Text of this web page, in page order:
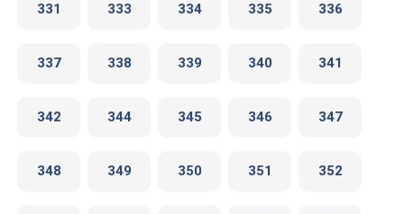
331 333 334 335 336
337 338 339 340 341
342 344 345 346 347
348 349 350 351 352